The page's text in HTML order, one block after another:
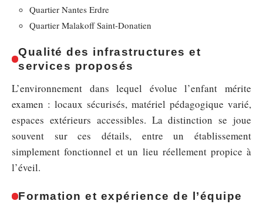
Quartier Nantes Erdre
Quartier Malakoff Saint-Donatien
Qualité des infrastructures et
services proposés
L’environnement dans lequel évolue l’enfant mérite
examen : locaux sécurisés, matériel pédagogique varié,
espaces extérieurs accessibles. La distinction se joue
souvent sur ces détails, entre un établissement
simplement fonctionnel et un lieu réellement propice à
l’éveil.
Formation et expérience de l’équipe